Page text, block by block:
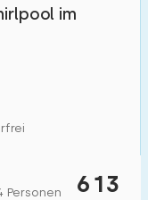
im
613
Personen